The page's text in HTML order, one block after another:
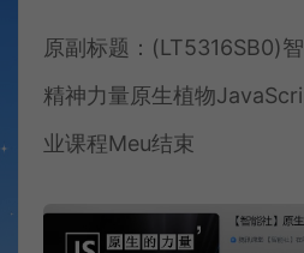
原副标题：(LT5316SB0)
精神力量原生植物
业课程Meu结束